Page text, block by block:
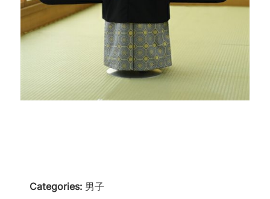
Categories: 男子